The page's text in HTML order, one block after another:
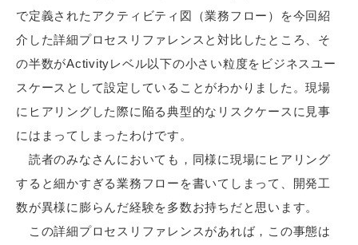
で定義されたアクティビティ図（業務フロー）を今回紹
介した詳細プロセスリファレンスと対比したところ、そ
の半数がActivityレベル以下の小さい粒度をビジネスユー
スケースとして設定していることがわかりました。現場
にヒアリングした際に陥る典型的なリスクケースに見事
にはまってしまったわけです。
読者のみなさんにおいても，同様に現場にヒアリング
すると細かすぎる業務フローを書いてしまって、開発工
数が異様に膨らんだ経験を多数お持ちだと思います。
この詳細プロセスリファレンスがあれば，この事態は